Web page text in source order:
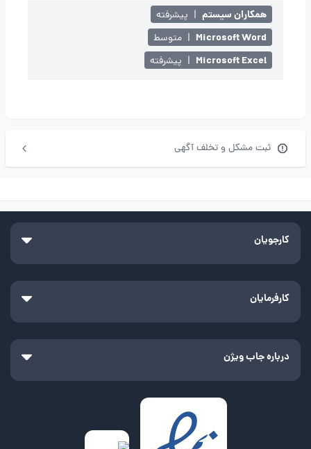
همکاران سیستم | پیشرفته
Microsoft Word
| متوسط
Microsoft Excel
| پیشرفته
ثبت مشکل و تخلف آگهی
کارجویان
کارفرمایان
درباره جاب ویژن